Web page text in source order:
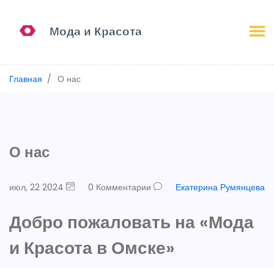
Главная О нас
О нас
июл, 22 2024 0 Комментарии Екатерина Румянцева
Добро пожаловать на «Мода
и Красота в Омске»